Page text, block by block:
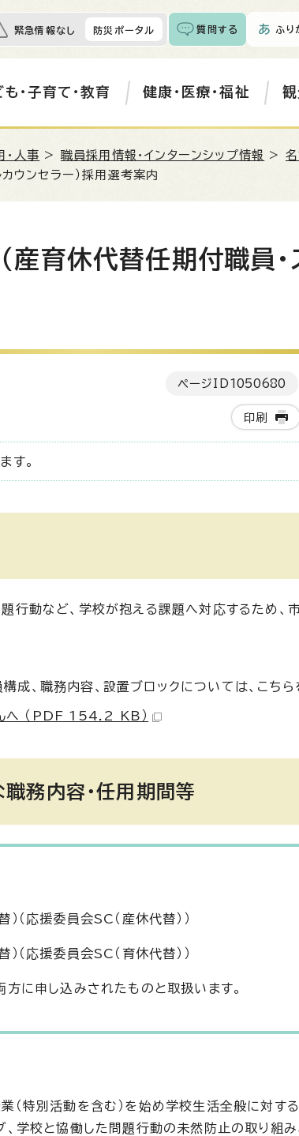
緊急情報なし 防災ポータル 質問する ふり
・子育て・教育 健康・医療・福祉 観
・人事 > 職員採用情報・インターンシップ情報 >
ウンセラー）採用選考案内
産育休代替任期付職員・
ページID 1050680
印刷
す。
行動など、学校が抱える課題へ対応するため、
成、職務内容、設置ブロックについては、こちら
へ （PDF 154.2 KB）
務内容・任用期間等
（応援委員会SC（産休代替））
（応援委員会SC（育休代替））
方に申し込みされたものと取扱います。
（特別活動を含む）を始め学校生活全般に対す
、学校と協働した問題行動の未然防止の取り組